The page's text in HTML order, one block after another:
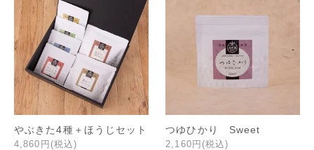
やぶきた4種＋ほうじセット
4,860円(税込)
つゆひかり Sweet
2,160円(税込)